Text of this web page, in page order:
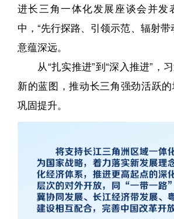
进长三角一体化发展座谈会并发
中，“先行探路、引领示范、辐射带
意蕴深远。
从“扎实推进”到“深入推进”，
新的蓝图，推动长三角强劲活跃
巩固提升。